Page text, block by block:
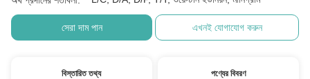
সেরা দাম পান এখনই যোগাযোগ করুন
বিস্তারিত তথ্য পণ্যের বিবরণ